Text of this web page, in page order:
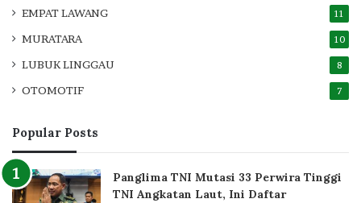
EMPAT LAWANG 11
MURATARA 10
LUBUK LINGGAU 8
OTOMOTIF 7
Popular Posts
Panglima TNI Mutasi 33 Perwira Tinggi
TNI Angkatan Laut, Ini Daftar